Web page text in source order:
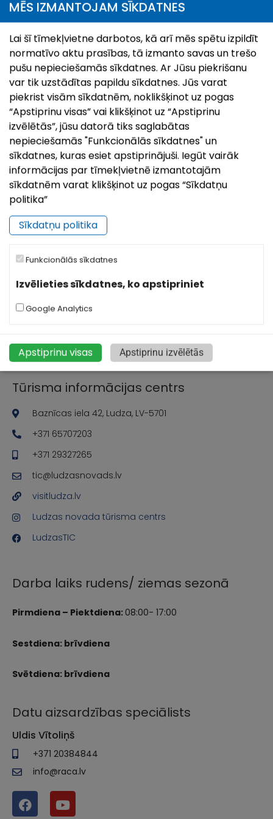
Leaflet|©OpenStreetMap
Tūrisma informācijas centrs
Baznīcas iela 42, Ludza, LV-5701
+371 65707203
+371 29327265
tic@ludzasnovads.lv
visitludza.lv
Ludzas novada tūrisma centrs
LudzasTIC
Darba laiks rudens/ ziemas sezonā
Pirmdiena – Piektdiena:08:00- 17:00
Sestdiena: brīvdiena
Svētdiena: brīvdiena
Datu aizsardzības speciālists
Uldis Vītoliņš
+371 20384844
info@raca.lv
MĒS IZMANTOJAM SĪKDATNES
Lai šī tīmekļvietne darbotos, kā arī mēs spētu izpildīt
normatīvo aktu prasības, tā izmanto savas un trešo
pušu nepieciešamās sīkdatnes. Ar Jūsu piekrišanu
var tik uzstādītas papildu sīkdatnes. Jūs varat
piekrist visām sīkdatnēm, noklikšķinot uz pogas
“Apstiprinu visas” vai klikšķinot uz “Apstiprinu
izvēlētās”, jūsu datorā tiks saglabātas
nepieciešamās "Funkcionālās sīkdatnes" un
sīkdatnes, kuras esiet apstiprinājuši. Iegūt vairāk
informācijas par tīmekļvietnē izmantotajām
sīkdatnēm varat klikšķinot uz pogas “Sīkdatņu
politika”
Sīkdatņu politika
Funkcionālās sīkdatnes
Izvēlieties sīkdatnes, ko apstipriniet
Google Analytics
Apstiprinu visas Apstiprinu izvēlētās